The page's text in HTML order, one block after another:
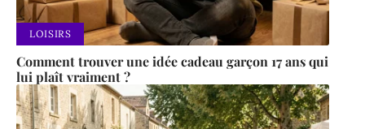
LOISIRS
Comment trouver une idée cadeau garçon 17 ans qui
lui plaît vraiment ?